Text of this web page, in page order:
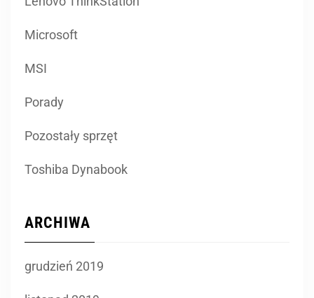
Microsoft
MSI
Porady
Pozostały sprzęt
Toshiba Dynabook
ARCHIWA
grudzień 2019